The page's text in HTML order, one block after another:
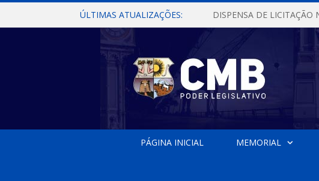
ÚLTIMAS ATUALIZAÇÕES:
PÁGINA INICIAL MEMORIAL